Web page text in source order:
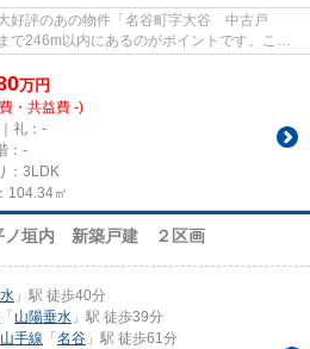
好評のあの物件「名谷町字大谷 中古戸
で246m以内にあるのがポイントです。こち
2...
万円
・共益費 -)
礼：-
：-
：3LDK
104.34㎡
ノ垣内 新築戸建 ２区画
」駅 徒歩40分
「 山陽垂水 」駅 徒歩39分
手線 「 名谷 」駅 徒歩61分